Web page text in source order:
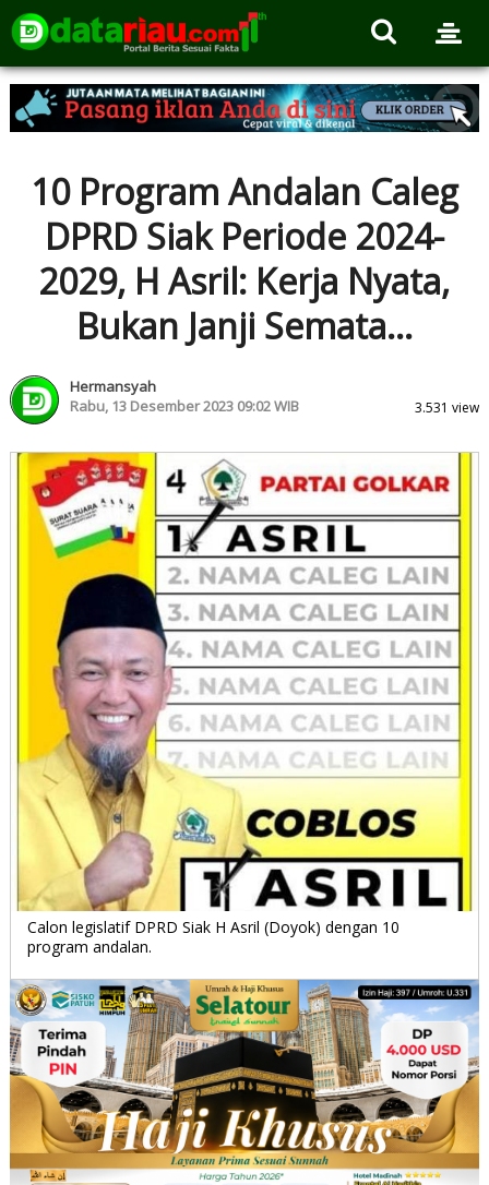
10 Program Andalan Caleg
DPRD Siak Periode 2024-
2029, H Asril: Kerja Nyata,
Bukan Janji Semata...
Hermansyah
Rabu, 13 Desember 2023 09:02 WIB
3.531 view
Calon legislatif DPRD Siak H Asril (Doyok) dengan 10
program andalan.